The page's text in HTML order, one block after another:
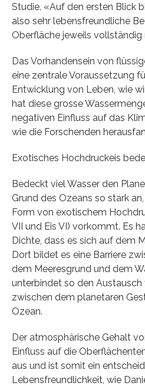
Studie. «Auf den ersten Blick
also sehr lebensfreundliche
Oberfläche jeweils
Das Vorhandensein von
eine zentrale Voraussetzung
Entwicklung von Leben, wie
hat diese grosse
negativen Einfluss auf das
wie die Forschenden
Exotisches Hochdruckeis
Bedeckt viel Wasser den
Grund des Ozeans so stark
Form von exotischem
VII und Eis VI) vorkommt. Es
Dichte, dass es sich auf dem
Dort bildet es eine Barriere
dem Meeresgrund und dem
unterbindet so den
zwischen dem planetaren
Ozean.
Der atmosphärische Gehalt
Einfluss auf die
aus und ist somit ein
Lebensfreundlichkeit, wie